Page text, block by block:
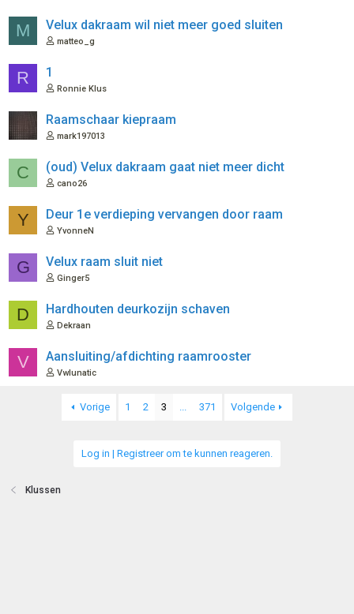
M Velux dakraam wil niet meer goed sluiten
matteo_g
R 1
Ronnie Klus
Raamschaar kiepraam
mark197013
C (oud) Velux dakraam gaat niet meer dicht
cano26
Y Deur 1e verdieping vervangen door raam
YvonneN
G Velux raam sluit niet
Ginger5
D Hardhouten deurkozijn schaven
Dekraan
V Aansluiting/afdichting raamrooster
Vwlunatic
Vorige 1 2 3 ... 371 Volgende
Log in | Registreer om te kunnen reageren.
Klussen